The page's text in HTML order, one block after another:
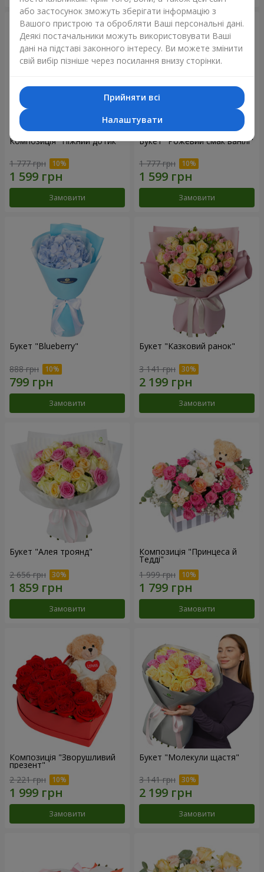
Композиція "Ніжний дотик"
1 777 грн
Замовити
Букет "Рожевий смак ванілі"
1 777 грн
Замовити
Букет "Blueberry"
888 грн
Замовити
Букет "Казковий ранок"
3 141 грн
Замовити
Букет "Алея троянд"
2 656 грн
Замовити
Композиція "Принцеса й
Тедді"
1 999 грн
Замовити
Композиція "Зворушливий
презент"
2 221 грн
Замовити
Букет "Молекули щастя"
3 141 грн
Замовити
або застосунок зможуть зберігати інформацію з
Вашого пристрою та обробляти Ваші персональні дані.
Деякі постачальники можуть використовувати Ваші
дані на підставі законного інтересу. Ви можете змінити
свій вибір пізніше через посилання внизу сторінки.
Прийняти всі
Налаштувати